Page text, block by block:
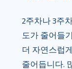
2주차나 3주
도가 줄어들
더 자연스럽
줄어듭니다.